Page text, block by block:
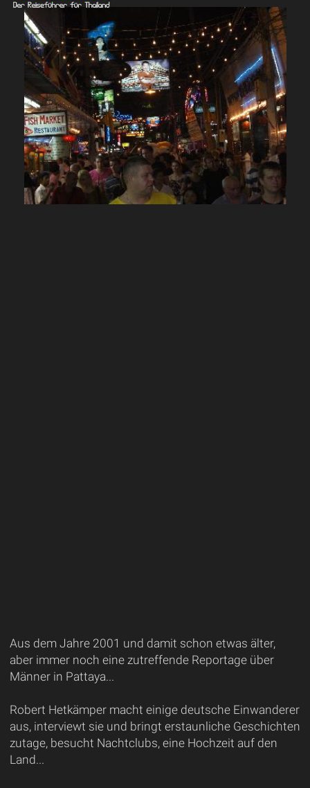
Aus dem Jahre 2001 und damit schon etwas älter,
aber immer noch eine zutreffende Reportage über
Männer in Pattaya...
Robert Hetkämper macht einige deutsche Einwanderer
aus, interviewt sie und bringt erstaunliche Geschichten
zutage, besucht Nachtclubs, eine Hochzeit auf den
Land...